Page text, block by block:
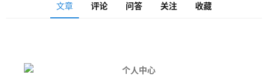
文章 评论 问答 关注 收藏